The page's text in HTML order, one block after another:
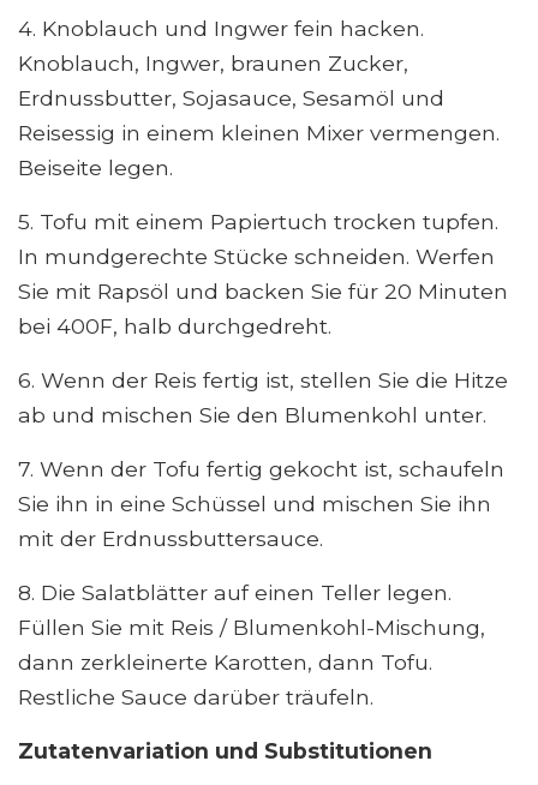
4. Knoblauch und Ingwer fein hacken.
Knoblauch, Ingwer, braunen Zucker,
Erdnussbutter, Sojasauce, Sesamöl und
Reisessig in einem kleinen Mixer vermengen.
Beiseite legen.
5. Tofu mit einem Papiertuch trocken tupfen.
In mundgerechte Stücke schneiden. Werfen
Sie mit Rapsöl und backen Sie für 20 Minuten
bei 400F, halb durchgedreht.
6. Wenn der Reis fertig ist, stellen Sie die Hitze
ab und mischen Sie den Blumenkohl unter.
7. Wenn der Tofu fertig gekocht ist, schaufeln
Sie ihn in eine Schüssel und mischen Sie ihn
mit der Erdnussbuttersauce.
8. Die Salatblätter auf einen Teller legen.
Füllen Sie mit Reis / Blumenkohl-Mischung,
dann zerkleinerte Karotten, dann Tofu.
Restliche Sauce darüber träufeln.
Zutatenvariation und Substitutionen